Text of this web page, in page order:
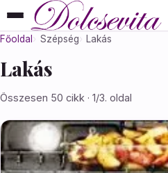
Főoldal Szépség Lakás
Lakás
Összesen 50 cikk · 1/3. oldal